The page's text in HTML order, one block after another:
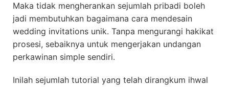
Maka tidak mengherankan sejumlah pribadi boleh
jadi membutuhkan bagaimana cara mendesain
wedding invitations unik. Tanpa mengurangi hakikat
prosesi, sebaiknya untuk mengerjakan undangan
perkawinan simple sendiri.
Inilah sejumlah tutorial yang telah dirangkum ihwal